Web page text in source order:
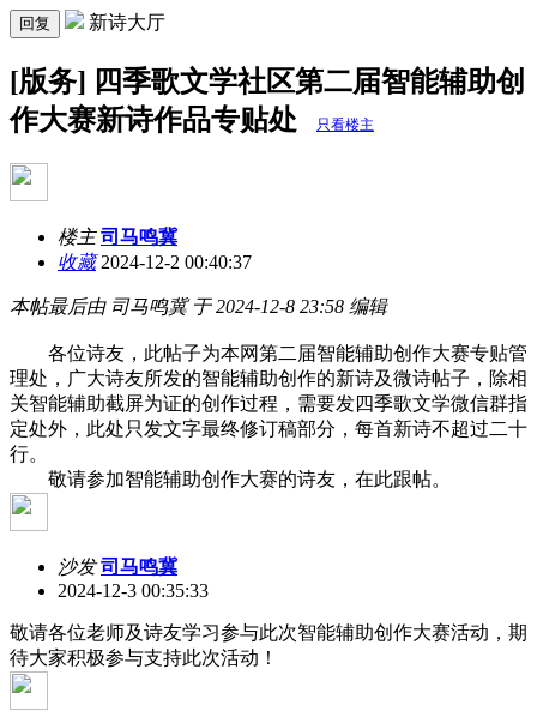
回复 新诗大厅
[版务] 四季歌文学社区第二届智能辅助创
作大赛新诗作品专贴处
只看楼主
楼主 司马鸣冀
收藏2024-12-2 00:40:37
本帖最后由 司马鸣冀 于 2024-12-8 23:58 编辑
各位诗友，此帖子为本网第二届智能辅助创作大赛专贴管
理处，广大诗友所发的智能辅助创作的新诗及微诗帖子，除相
关智能辅助截屏为证的创作过程，需要发四季歌文学微信群指
定处外，此处只发文字最终修订稿部分，每首新诗不超过二十
行。
敬请参加智能辅助创作大赛的诗友，在此跟帖。
沙发 司马鸣冀
2024-12-3 00:35:33
敬请各位老师及诗友学习参与此次智能辅助创作大赛活动，期
待大家积极参与支持此次活动！